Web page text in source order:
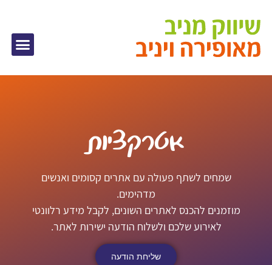
אטרקציות
שמחים לשתף פעולה עם אתרים קסומים ואנשים
מדהימים.
מוזמנים להכנס לאתרים השונים, לקבל מידע רלוונטי
לאירוע שלכם ולשלוח הודעה ישירות לאתר.
שליחת הודעה